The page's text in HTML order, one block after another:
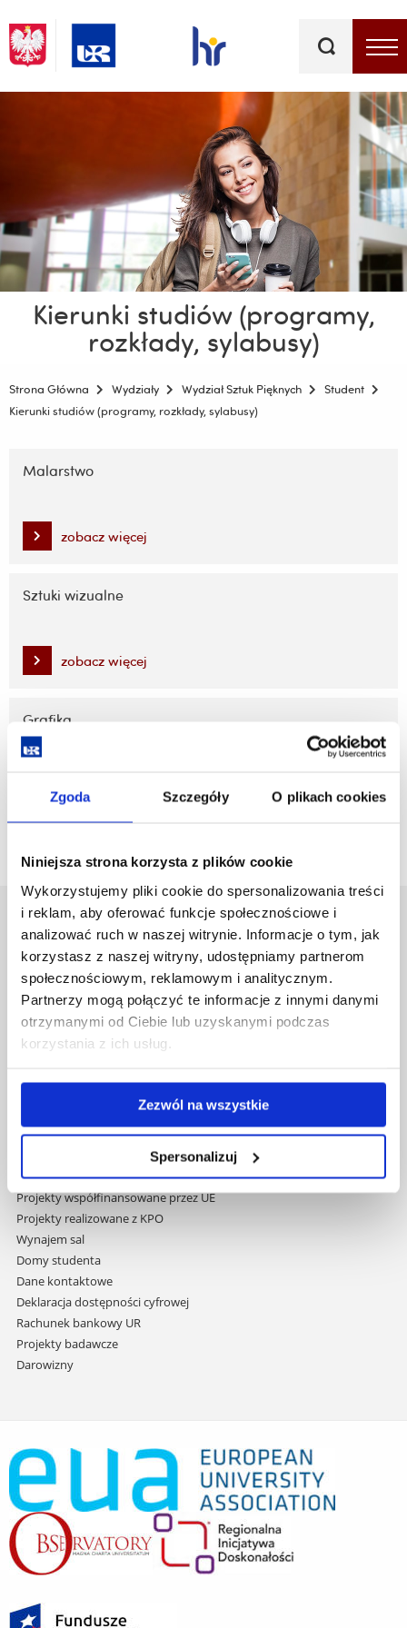
Zgoda Szczegóły O plikach cookies
Niniejsza strona korzysta z plików cookie
Wykorzystujemy pliki cookie do spersonalizowania treści
i reklam, aby oferować funkcje społecznościowe i
analizować ruch w naszej witrynie. Informacje o tym, jak
korzystasz z naszej witryny, udostępniamy partnerom
społecznościowym, reklamowym i analitycznym.
Partnerzy mogą połączyć te informacje z innymi danymi
otrzymanymi od Ciebie lub uzyskanymi podczas
korzystania z ich usług.
Zezwól na wszystkie
Spersonalizuj
kluczowe
Kierunki studiów (programy,
rozkłady, sylabusy)
Strona Główna Wydziały Wydział Sztuk Pięknych
Student
Kierunki studiów (programy, rozkłady, sylabusy)
nawigację
treści
Malarstwo
zobacz więcej
Sztuki wizualne
zobacz więcej
Grafika
Uniwersytet Rzeszowski
Al. Tadeusza Rejtana 16C
35-959 Rzeszów
Pomiń
nawigację
do
Polityka prywatności
Mapa serwisu
Biblioteka
Praca na UR
Fundusze strukturalne
Projekty współfinansowane przez UE
Projekty realizowane z KPO
Wynajem sal
Domy studenta
Dane kontaktowe
Deklaracja dostępności cyfrowej
Rachunek bankowy UR
Projekty badawcze
Darowizny